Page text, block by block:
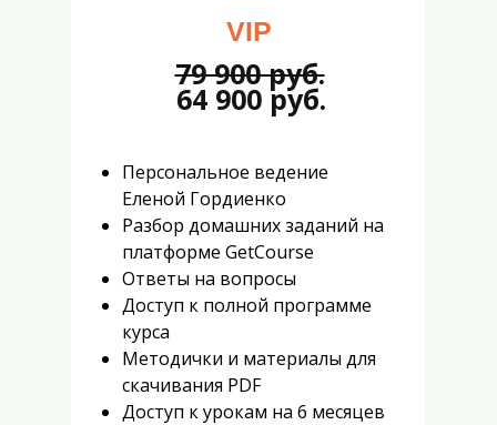
VIP
79 900 руб.
64 900 руб.
Персональное ведение
Еленой Гордиенко
Разбор домашних заданий на
платформе GetCourse
Ответы на вопросы
Доступ к полной программе
курса
Методички и материалы для
скачивания PDF
Доступ к урокам на 6 месяцев